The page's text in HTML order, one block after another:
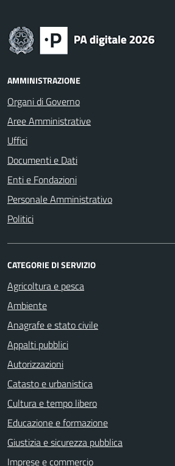
AMMINISTRAZIONE
Organi di Governo
Aree Amministrative
Uffici
Documenti e Dati
Enti e Fondazioni
Personale Amministrativo
Politici
CATEGORIE DI SERVIZIO
Agricoltura e pesca
Ambiente
Anagrafe e stato civile
Appalti pubblici
Autorizzazioni
Catasto e urbanistica
Cultura e tempo libero
Educazione e formazione
Giustizia e sicurezza pubblica
Imprese e commercio